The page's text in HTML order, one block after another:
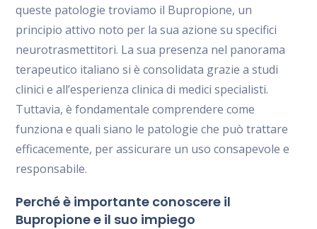
queste patologie troviamo il Bupropione, un
principio attivo noto per la sua azione su specifici
neurotrasmettitori. La sua presenza nel panorama
terapeutico italiano si è consolidata grazie a studi
clinici e all’esperienza clinica di medici specialisti.
Tuttavia, è fondamentale comprendere come
funziona e quali siano le patologie che può trattare
efficacemente, per assicurare un uso consapevole e
responsabile.
Perché è importante conoscere il
Bupropione e il suo impiego